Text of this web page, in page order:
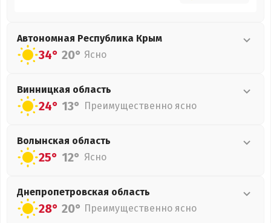
Автономная Республика Крым
34° 20° Ясно
Винницкая область
24° 13° Преимущественно ясно
Волынская область
25° 12° Ясно
Днепропетровская область
28° 20° Преимущественно ясно